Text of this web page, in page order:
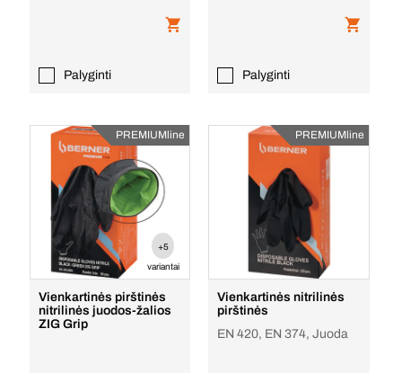
Palyginti Palyginti
PREMIUMline
+5
variantai
Vienkartinės pirštinės
nitrilinės juodos-žalios
ZIG Grip
PREMIUMline
Vienkartinės nitrilinės
pirštinės
EN 420, EN 374, Juoda